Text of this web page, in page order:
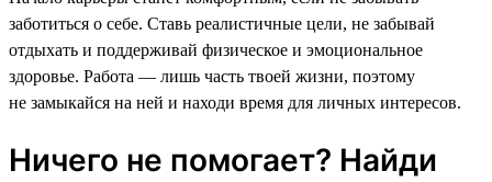
заботиться о себе. Ставь реалистичные цели, не забывай
отдыхать и поддерживай физическое и эмоциональное
здоровье. Работа — лишь часть твоей жизни, поэтому
не замыкайся на ней и находи время для личных интересов.
Ничего не помогает? Найди